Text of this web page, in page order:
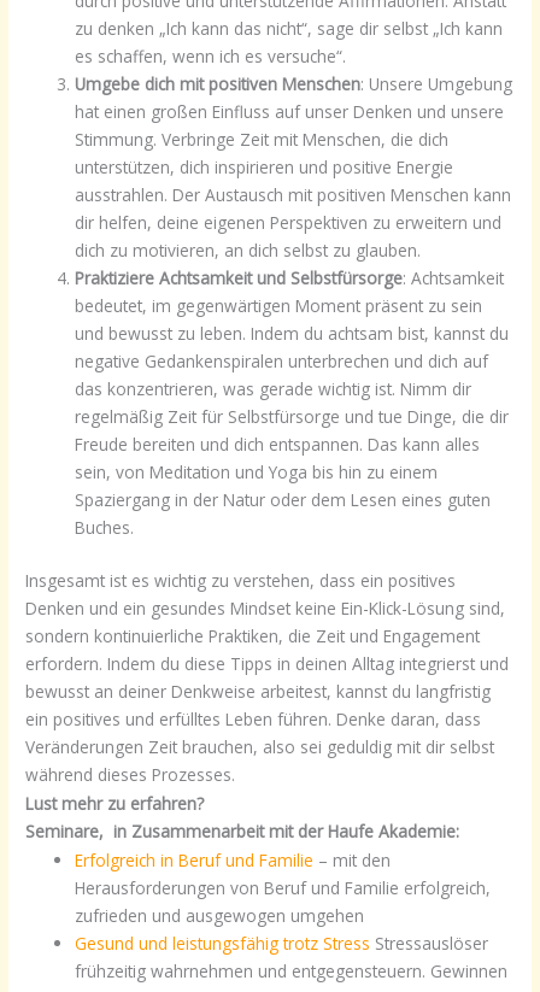
zu denken „Ich kann das nicht“, sage dir selbst „Ich kann
es schaffen, wenn ich es versuche“.
Umgebe dich mit positiven Menschen: Unsere Umgebung
hat einen großen Einfluss auf unser Denken und unsere
Stimmung. Verbringe Zeit mit Menschen, die dich
unterstützen, dich inspirieren und positive Energie
ausstrahlen. Der Austausch mit positiven Menschen kann
dir helfen, deine eigenen Perspektiven zu erweitern und
dich zu motivieren, an dich selbst zu glauben.
Praktiziere Achtsamkeit und Selbstfürsorge: Achtsamkeit
bedeutet, im gegenwärtigen Moment präsent zu sein
und bewusst zu leben. Indem du achtsam bist, kannst du
negative Gedankenspiralen unterbrechen und dich auf
das konzentrieren, was gerade wichtig ist. Nimm dir
regelmäßig Zeit für Selbstfürsorge und tue Dinge, die dir
Freude bereiten und dich entspannen. Das kann alles
sein, von Meditation und Yoga bis hin zu einem
Spaziergang in der Natur oder dem Lesen eines guten
Buches.
Insgesamt ist es wichtig zu verstehen, dass ein positives
Denken und ein gesundes Mindset keine Ein-Klick-Lösung sind,
sondern kontinuierliche Praktiken, die Zeit und Engagement
erfordern. Indem du diese Tipps in deinen Alltag integrierst und
bewusst an deiner Denkweise arbeitest, kannst du langfristig
ein positives und erfülltes Leben führen. Denke daran, dass
Veränderungen Zeit brauchen, also sei geduldig mit dir selbst
während dieses Prozesses.
Lust mehr zu erfahren?
Seminare, in Zusammenarbeit mit der Haufe Akademie:
Erfolgreich in Beruf und Familie – mit den
Herausforderungen von Beruf und Familie erfolgreich,
zufrieden und ausgewogen umgehen
Gesund und leistungsfähig trotz Stress Stressauslöser
frühzeitig wahrnehmen und entgegensteuern. Gewinnen